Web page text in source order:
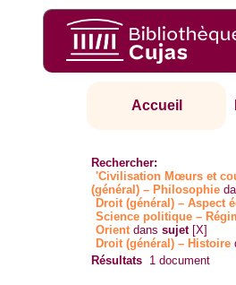
Accueil
Rechercher:
'Civilisation Mœurs et
(général) – Philosophie
Droit (général) – Aspect
Science politique –
Orientdanssujet [X]
Droit (général) – Histoire
Résultats 1 document